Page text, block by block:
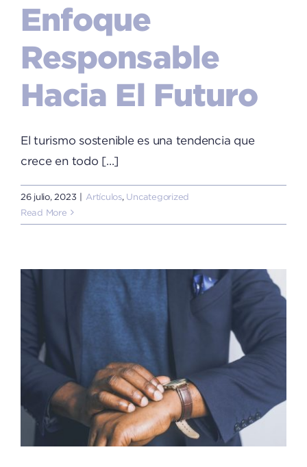
Enfoque
Responsable
Hacia El Futuro
El turismo sostenible es una tendencia que
crece en todo [...]
26 julio, 2023 Artículos, Uncategorized
Read More